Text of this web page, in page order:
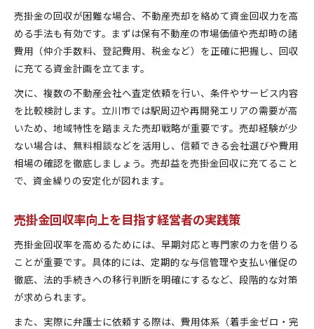
売掛金の回収が困難な場合、不動産売却を絡めて資金回収力を高
める手法も有効です。まずは保有不動産の市場価値や売却時の諸
費用（仲介手数料、登記費用、税金など）を正確に把握し、回収
に充てる資金計画を立てます。
次に、複数の不動産会社へ査定依頼を行い、条件やサービス内容
を比較検討します。立川市では駅周辺や再開発エリアの需要が高
いため、地域特性を踏まえた売却戦略が重要です。売却経験が少
ない場合は、無料相談などを活用し、信頼できる会社選びや費用
相場の確認を徹底しましょう。売却益を売掛金回収に充てること
で、資金繰りの安定化が図れます。
売掛金回収率向上を目指す経営者の実践策
売掛金回収率を高めるためには、早期対応と専門家の力を借りる
ことが重要です。具体的には、定期的な与信管理や支払い催促の
徹底、法的手続きへの移行判断を明確にするなど、段階的な対策
が求められます。
また、実際に弁護士に依頼する際は、費用体系（着手金ゼロ・完